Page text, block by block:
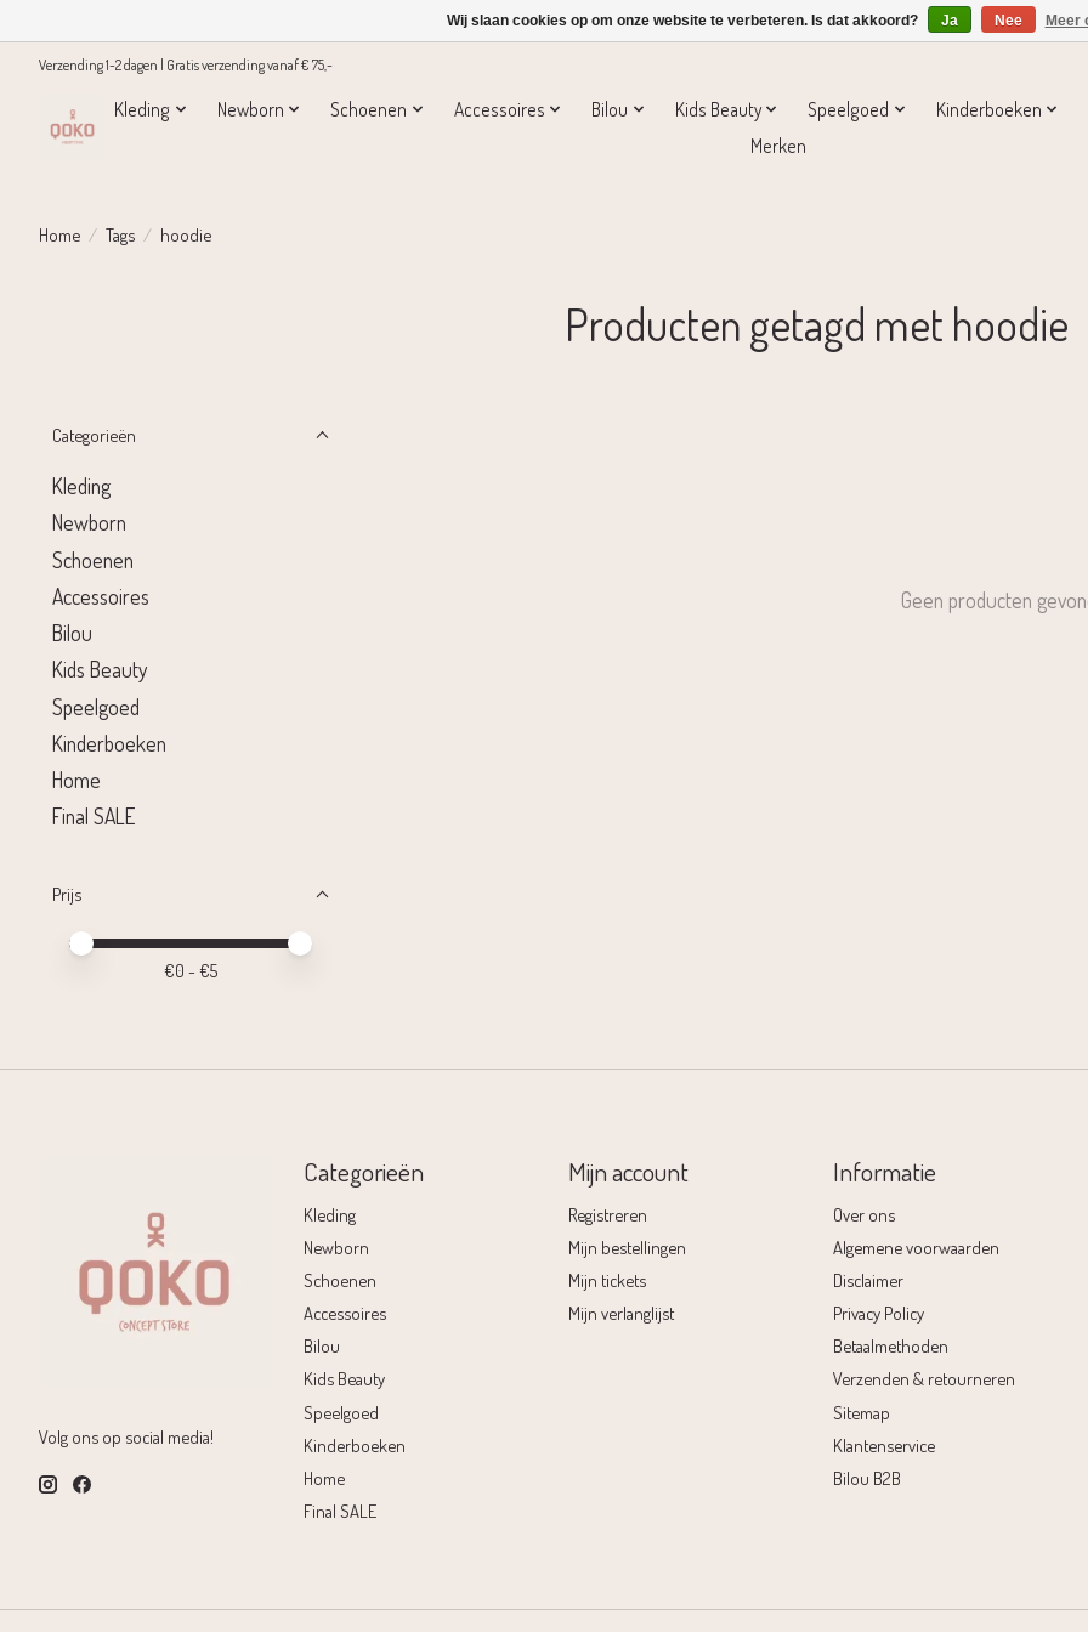
Verzending 1-2 dagen | Gratis verzending vanaf € 75,-
Kleding Newborn Schoenen Accessoires Bilou Kids Beauty Speelgoed
Kinderboeken
Merken
Home / Tags / hoodie
Producten getagd met hoodie
Categorieën
Kleding
Newborn
Schoenen
Accessoires
Bilou
Kids Beauty
Speelgoed
Kinderboeken
Home
Final SALE
Prijs
Minimale prijswaarde
Price maximum value
€0 - €5
Geen producten
Volg ons op social media!
Categorieën
Kleding
Newborn
Schoenen
Accessoires
Bilou
Kids Beauty
Speelgoed
Kinderboeken
Home
Final SALE
Mijn account
Registreren
Mijn bestellingen
Mijn tickets
Mijn verlanglijst
Informatie
Over ons
Algemene voorwaarden
Disclaimer
Privacy Policy
Betaalmethoden
Verzenden & retourneren
Sitemap
Klantenservice
Bilou B2B
Wij slaan cookies op om onze website te verbeteren. Is dat akkoord? Ja Nee Meer